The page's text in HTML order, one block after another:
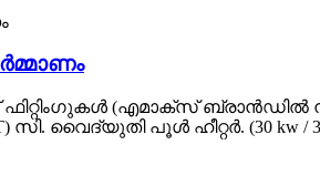
(എമാക്‌സ് ബ്രാൻഡിൽ
സി. വൈദ്യുതി പൂൾ ഹീറ്റർ. (30